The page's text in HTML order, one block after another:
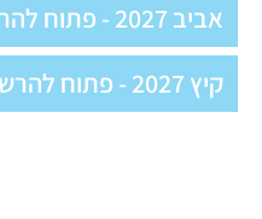
אביב 2027 - פתוח להרשמה
קיץ 2027 - פתוח להרשמה